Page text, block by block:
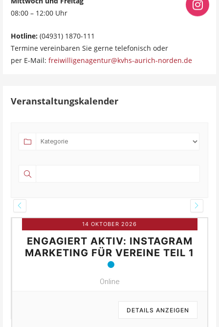
08:00 – 12:00 Uhr
Hotline: (04931) 1870-111
Termine vereinbaren Sie gerne telefonisch oder
per E-Mail:freiwilligenagentur@kvhs-aurich-norden.de
Veranstaltungskalender
14 OKTOBER 2026
ENGAGIERT AKTIV: INSTAGRAM
MARKETING FÜR VEREINE TEIL 1
Online
DETAILS ANZEIGEN